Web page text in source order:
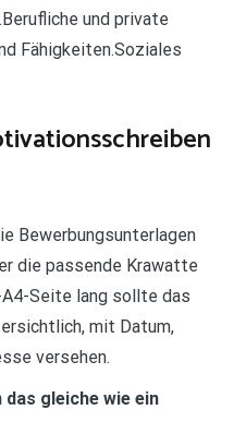
und private
Fähigkeiten.Soziales
Bewerbungsunterlagen
die passende Krawatte
A4-Seite lang sollte das
mit Datum,
versehen.
gleiche wie ein